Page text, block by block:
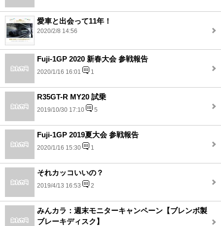
愛車と出会って11年！
2020/2/8 14:56
Fuji-1GP 2020 新春大会 参戦報告
2020/1/16 16:01 1
R35GT-R MY20 試乗
2019/10/30 17:10 5
Fuji-1GP 2019夏大会 参戦報告
2020/1/16 15:30 1
それカッコいいの？
2019/4/13 16:53 2
みんカラ：週末モニターキャンペーン【ブレンボ製
ブレーキディスク】